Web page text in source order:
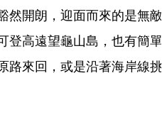
然開朗，迎面而來的是無敵
登高遠望龜山島，也有簡單
路來回，或是沿著海岸線挑